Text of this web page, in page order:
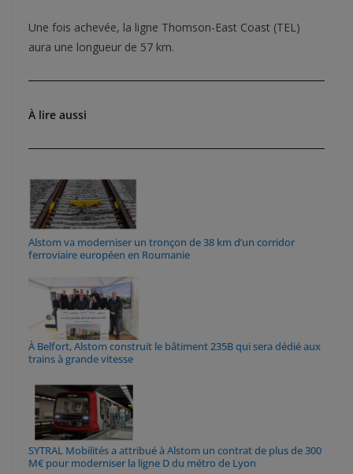
Une fois achevée, la ligne Thomson-East Coast (TEL)
aura une longueur de 57 km.
À lire aussi
Alstom va moderniser un tronçon de 38 km d’un corridor
ferroviaire européen en Roumanie
À Belfort, Alstom construit le bâtiment 235B qui sera dédié aux
trains à grande vitesse
SYTRAL Mobilités a attribué à Alstom un contrat de plus de 300
M€ pour moderniser la ligne D du métro de Lyon